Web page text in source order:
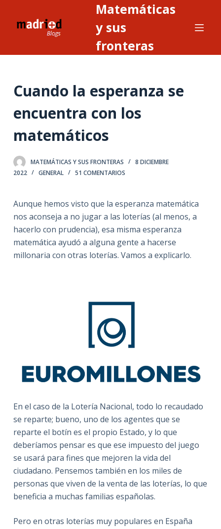
n
e
n
d
o
Matemáticas
y sus
fronteras
Cuando la esperanza se
encuentra con los
matemáticos
MATEMÁTICAS Y SUS FRONTERAS
8 DICIEMBRE
2022
GENERAL 51 COMENTARIOS
Aunque hemos visto que la esperanza matemática
nos aconseja a no jugar a las loterías (al menos, a
hacerlo con prudencia), esa misma esperanza
matemática ayudó a alguna gente a hacerse
millonaria con otras loterías. Vamos a explicarlo.
En el caso de la Lotería Nacional, todo lo recaudado
se reparte; bueno, uno de los agentes que se
reparte el botín es el propio Estado, y lo que
deberíamos pensar es que ese impuesto del juego
se usará para fines que mejoren la vida del
ciudadano. Pensemos también en los miles de
personas que viven de la venta de las loterías, lo que
beneficia a muchas familias españolas.
Pero en otras loterías muy populares en España